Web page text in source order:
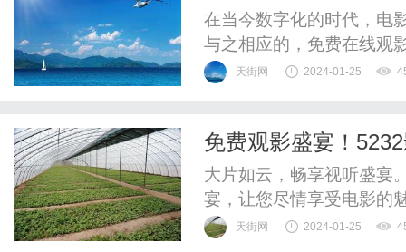
在当今数字化的时代，电
与之相应的，免费在线观
为一家知名的在线观影平
能满足你的需求。只需要
天街网 2024-01-25
免费观影盛宴！
大片如云，畅享视听盛宴
宴，让您尽情享受电影的
一个真正的电影迷，您一
天街网 2024-01-25